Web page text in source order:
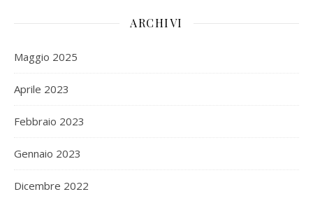
ARCHIVI
Maggio 2025
Aprile 2023
Febbraio 2023
Gennaio 2023
Dicembre 2022